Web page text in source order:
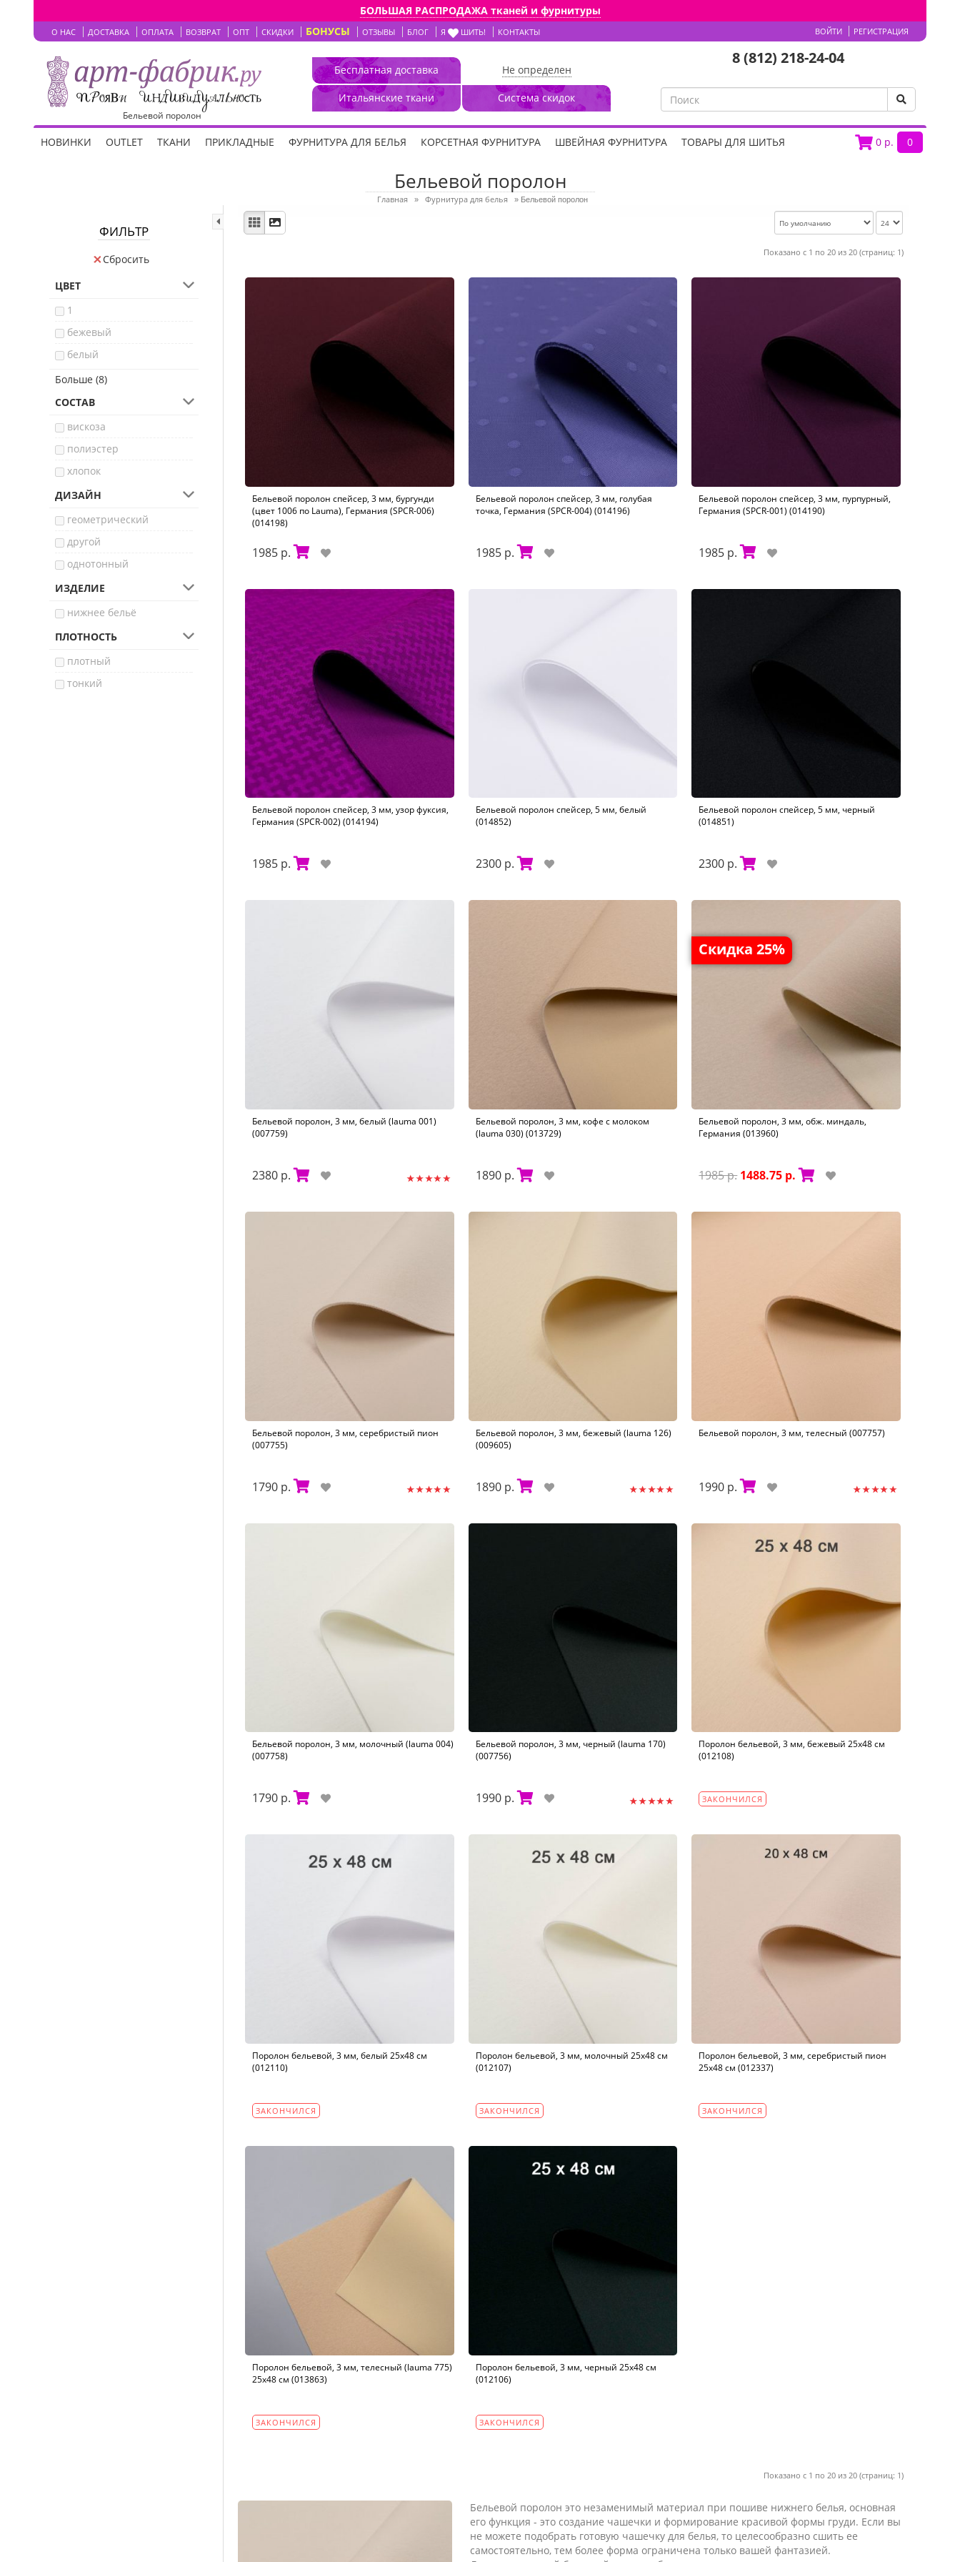
БОЛЬШАЯ РАСПРОДАЖА тканей и фурнитуры
О НАС ДОСТАВКА ОПЛАТА ВОЗВРАТ ОПТ СКИДКИ БОНУСЫ ОТЗЫВЫ БЛОГ Я ШИТЬ! КОНТАКТЫ ВОЙТИ РЕГИСТРАЦИЯ
Бесплатная доставка
Итальянские ткани
Не определен
Система скидок
8 (812) 218-24-04
Бельевой поролон
0 р. 0
НОВИНКИ OUTLET ТКАНИ ПРИКЛАДНЫЕ ФУРНИТУРА ДЛЯ БЕЛЬЯ КОРСЕТНАЯ ФУРНИТУРА ШВЕЙНАЯ ФУРНИТУРА ТОВАРЫ ДЛЯ ШИТЬЯ
Бельевой поролон
Главная » Фурнитура для белья » Бельевой поролон
ФИЛЬТР
Сбросить
ЦВЕТ
1
бежевый
белый
бордовый
голубой
телесный
Больше (8)
СОСТАВ
вискоза
полиэстер
хлопок
ДИЗАЙН
геометрический
другой
однотонный
ИЗДЕЛИЕ
нижнее бельё
ПЛОТНОСТЬ
плотный
тонкий
Показано с 1 по 20 из 20 (страниц: 1)
Бельевой поролон спейсер, 3 мм, бургунди
(цвет 1006 по Lauma), Германия (SPCR-006)
(014198)
1985 р.
Бельевой поролон спейсер, 3 мм, голубая
точка, Германия (SPCR-004) (014196)
1985 р.
Бельевой поролон спейсер, 3 мм, пурпурный,
Германия (SPCR-001) (014190)
1985 р.
Бельевой поролон спейсер, 3 мм, узор фуксия,
Германия (SPCR-002) (014194)
1985 р.
Бельевой поролон спейсер, 5 мм, белый
(014852)
2300 р.
Бельевой поролон спейсер, 5 мм, черный
(014851)
2300 р.
Бельевой поролон, 3 мм, белый (lauma 001)
(007759)
2380 р.
Бельевой поролон, 3 мм, кофе с молоком
(lauma 030) (013729)
1890 р.
Скидка 25%
Бельевой поролон, 3 мм, обж. миндаль,
Германия (013960)
1985 р. 1488.75 р.
Бельевой поролон, 3 мм, серебристый пион
(007755)
1790 р.
Бельевой поролон, 3 мм, бежевый (lauma 126)
(009605)
1890 р.
Бельевой поролон, 3 мм, телесный (007757)
1990 р.
Бельевой поролон, 3 мм, молочный (lauma 004)
(007758)
1790 р.
Бельевой поролон, 3 мм, черный (lauma 170)
(007756)
1990 р.
Поролон бельевой, 3 мм, бежевый 25х48 см
(012108)
ЗАКОНЧИЛСЯ
Поролон бельевой, 3 мм, белый 25х48 см
(012110)
ЗАКОНЧИЛСЯ
Поролон бельевой, 3 мм, молочный 25х48 см
(012107)
ЗАКОНЧИЛСЯ
Поролон бельевой, 3 мм, серебристый пион
25х48 см (012337)
ЗАКОНЧИЛСЯ
Поролон бельевой, 3 мм, телесный (lauma 775)
25х48 см (013863)
ЗАКОНЧИЛСЯ
Поролон бельевой, 3 мм, черный 25х48 см
(012106)
ЗАКОНЧИЛСЯ
Показано с 1 по 20 из 20 (страниц: 1)
Бельевой поролон это незаменимый материал при пошиве нижнего белья, основная
его функция - это создание чашечки и формирование красивой формы груди. Если вы
не можете подобрать готовую чашечку для белья, то целесообразно сшить ее
самостоятельно, тем более форма ограничена только вашей фантазией.